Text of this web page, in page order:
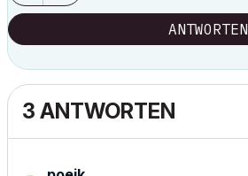
ANTWORTEN
3 ANTWORTEN